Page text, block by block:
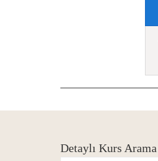
Detaylı Kurs Arama